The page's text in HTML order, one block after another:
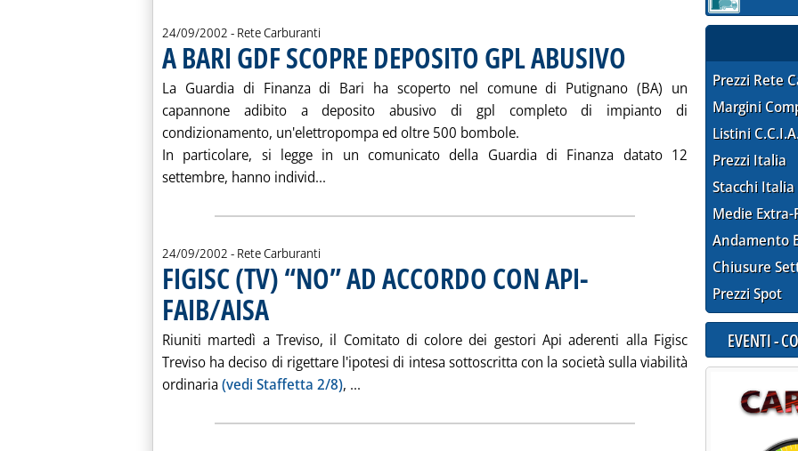
24/09/2002 - Rete Carburanti
A BARI GDF SCOPRE DEPOSITO GPL ABUSIVO . Pubblicata martedì 24 settembre
La Guardia di Finanza di Bari ha scoperto nel comune di Putignano (BA) un
capannone adibito a deposito abusivo di gpl completo di impianto di
condizionamento, un'elettropompa ed oltre 500 bombole.
In particolare, si legge in un comunicato della Guardia di Finanza datato 12
settembre, hanno individ... Leggi tutta la notizia: 'A BARI GDF SCOPRE DEPOSITO GPL ABUSIVO'
24/09/2002 - Rete Carburanti
FIGISC (TV) “NO” AD ACCORDO CON API-
FAIB/AISA
Riuniti martedì a Treviso, il Comitato di colore dei gestori Api aderenti alla Figisc
Treviso ha deciso di rigettare l'ipotesi di intesa sottoscritta con la società sulla viabilità
ordinaria(vedi Staffetta 2/8), ...
Sezione:
Prezzi Rete
Margini
Listini
Prezzi Italia
Stacchi Italia
Medie Extra-
Andamento
Chiusure
Prezzi Spot
EVENTI -